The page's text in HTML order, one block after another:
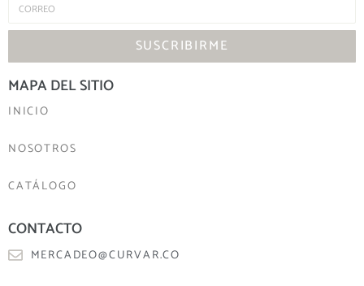
SUSCRIBIRME
MAPA DEL SITIO
INICIO
NOSOTROS
CATÁLOGO
CONTACTO
MERCADEO@CURVAR.CO